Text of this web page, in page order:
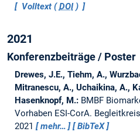
Volltext (DOI)
2021
Konferenzbeiträge / Poster
Drewes, J.E., Tiehm, A.,
Mitranescu, A., Uchaikina, A.,
Hasenknopf, M.: BMBF
Vorhaben ESI-CorA.
2021
mehr… BibTeX